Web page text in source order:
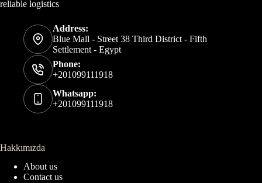
reliable logistics
Address:
Blue Mall - Street 38 Third District - Fifth
Settlement - Egypt
Phone:
+201099111918
Whatsapp:
+201099111918
Hakkımızda
About us
Contact us